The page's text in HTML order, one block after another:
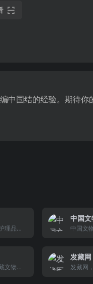
中国结的经验。期待你
理品连
预计
门店。
中国文
中国文
站。
文物高
发藏网
发藏网